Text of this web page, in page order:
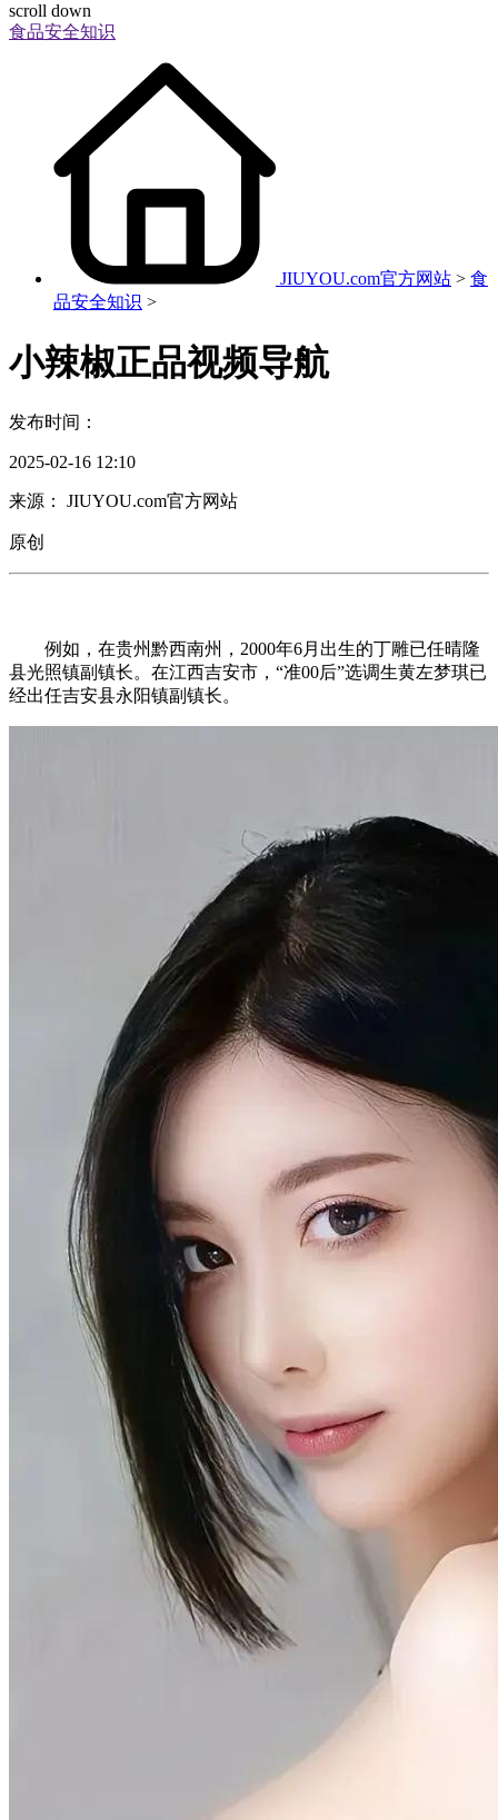
scroll down
食品安全知识
JIUYOU.com官方网站 > 食
品安全知识 >
小辣椒正品视频导航
发布时间：
2025-02-16 12:10
来源： JIUYOU.com官方网站
原创
例如，在贵州黔西南州，2000年6月出生的丁雕已任晴隆
县光照镇副镇长。在江西吉安市，“准00后”选调生黄左梦琪已
经出任吉安县永阳镇副镇长。